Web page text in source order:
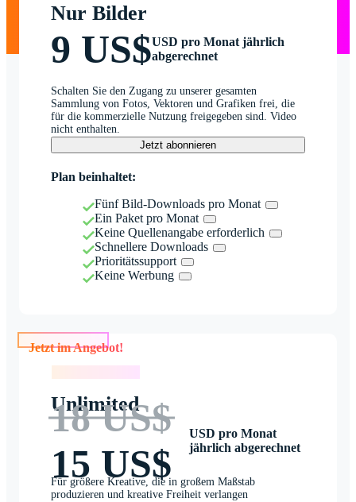
Nur Bilder
9 US$USD pro Monat jährlich
abgerechnet
Schalten Sie den Zugang zu unserer gesamten
Sammlung von Fotos, Vektoren und Grafiken frei, die
für die kommerzielle Nutzung freigegeben sind. Video
nicht enthalten.
Jetzt abonnieren
Plan beinhaltet:
Fünf Bild-Downloads pro Monat
Ein Paket pro Monat
Keine Quellenangabe erforderlich
Schnellere Downloads
Prioritätssupport
Keine Werbung
Jetzt im Angebot!
Unlimited
18 US$
15 US$
USD pro Monat
jährlich abgerechnet
Für größere Kreative, die in großem Maßstab
produzieren und kreative Freiheit verlangen